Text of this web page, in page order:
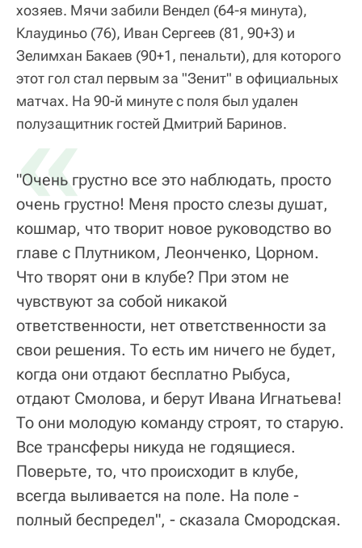
хозяев. Мячи забили Вендел (64-я минута),
Клаудиньо (76), Иван Сергеев (81, 90+3) и
Зелимхан Бакаев (90+1, пенальти), для которого
этот гол стал первым за "Зенит" в официальных
матчах. На 90-й минуте с поля был удален
полузащитник гостей Дмитрий Баринов.
«
"Очень грустно все это наблюдать, просто
очень грустно! Меня просто слезы душат,
кошмар, что творит новое руководство во
главе с Плутником, Леонченко, Цорном.
Что творят они в клубе? При этом не
чувствуют за собой никакой
ответственности, нет ответственности за
свои решения. То есть им ничего не будет,
когда они отдают бесплатно Рыбуса,
отдают Смолова, и берут Ивана Игнатьева!
То они молодую команду строят, то старую.
Все трансферы никуда не годящиеся.
Поверьте, то, что происходит в клубе,
всегда выливается на поле. На поле -
полный беспредел", - сказала Смородская.